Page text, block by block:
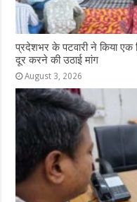
प्रदेशभर के पटवारी ने किया एक
दूर करने की उठाई मांग
August 3, 2026